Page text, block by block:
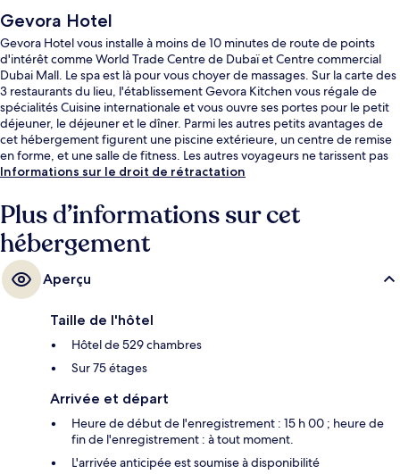
Gevora Hotel
Gevora Hotel vous installe à moins de 10 minutes de route de points
d'intérêt comme World Trade Centre de Dubaï et Centre commercial
Dubai Mall. Le spa est là pour vous choyer de massages. Sur la carte des
3 restaurants du lieu, l'établissement Gevora Kitchen vous régale de
spécialités Cuisine internationale et vous ouvre ses portes pour le petit
déjeuner, le déjeuner et le dîner. Parmi les autres petits avantages de
cet hébergement figurent une piscine extérieure, un centre de remise
en forme, et une salle de fitness. Les autres voyageurs ne tarissent pas
d'éloges en ce qui concerne le personnel attentionné et l'emplacement.
de métro Financial Centre est à 4 min et Station de métro Emirates
Towers, à 7 min.
Informations sur le droit de rétractation
Plus d’informations sur cet
hébergement
Aperçu
Taille de l'hôtel
Hôtel de 529 chambres
Sur 75 étages
Arrivée et départ
Heure de début de l'enregistrement : 15 h 00 ; heure de
fin de l'enregistrement : à tout moment.
L'arrivée anticipée est soumise à disponibilité